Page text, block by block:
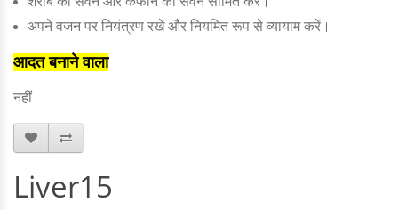
अपने वजन पर नियंत्रण रखें और नियमित रूप से व्यायाम करें।
आदत बनाने वाला
नहीं
Liver15